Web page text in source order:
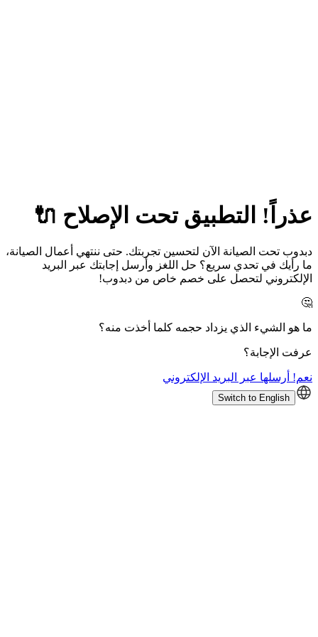
عذراً! التطبيق تحت الإصلاح 🔌
دبدوب تحت الصيانة الآن لتحسين تجربتك. حتى ننتهي أعمال الصيانة،
ما رأيك في تحدي سريع؟ حل اللغز وأرسل إجابتك عبر البريد
الإلكتروني لتحصل على خصم خاص من دبدوب!
🤔
ما هو الشيء الذي يزداد حجمه كلما أخذت منه؟
عرفت الإجابة؟
نعم! أرسلها عبر البريد الإلكتروني
Switch to English